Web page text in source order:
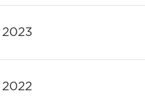
2023
2022